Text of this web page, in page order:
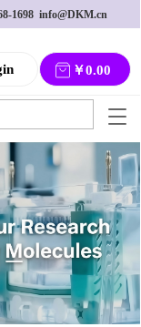
1698
  info@DKM.cn
￥0.00
T
g
l
e
n
a
v
i
g
a